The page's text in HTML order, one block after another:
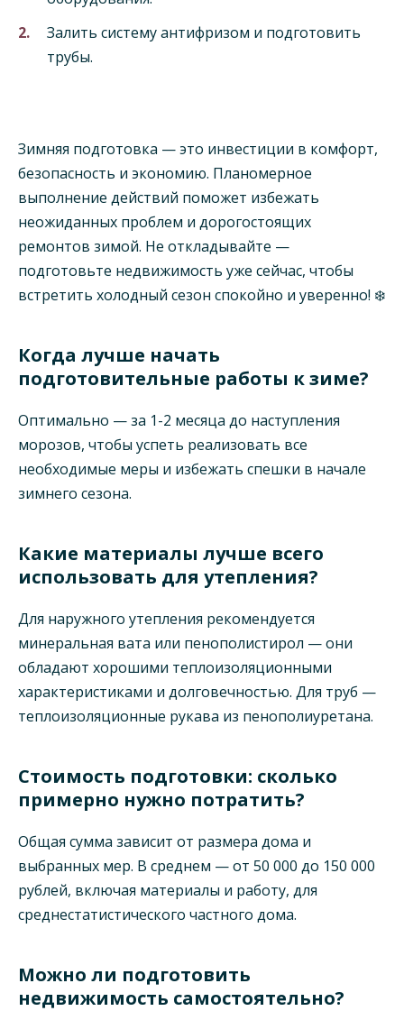
Залить систему антифризом и подготовить
трубы.
Зимняя подготовка — это инвестиции в комфорт,
безопасность и экономию. Планомерное
выполнение действий поможет избежать
неожиданных проблем и дорогостоящих
ремонтов зимой. Не откладывайте —
подготовьте недвижимость уже сейчас, чтобы
встретить холодный сезон спокойно и уверенно! ❄️
Когда лучше начать
подготовительные работы к зиме?
Оптимально — за 1-2 месяца до наступления
морозов, чтобы успеть реализовать все
необходимые меры и избежать спешки в начале
зимнего сезона.
Какие материалы лучше всего
использовать для утепления?
Для наружного утепления рекомендуется
минеральная вата или пенополистирол — они
обладают хорошими теплоизоляционными
характеристиками и долговечностью. Для труб —
теплоизоляционные рукава из пенополиуретана.
Стоимость подготовки: сколько
примерно нужно потратить?
Общая сумма зависит от размера дома и
выбранных мер. В среднем — от 50 000 до 150 000
рублей, включая материалы и работу, для
среднестатистического частного дома.
Можно ли подготовить
недвижимость самостоятельно?